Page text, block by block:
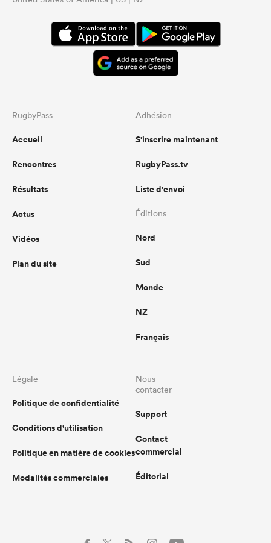
RugbyPass
Accueil
Rencontres
Résultats
Actus
Vidéos
Plan du site
Adhésion
S'inscrire maintenant
RugbyPass.tv
Liste d'envoi
Éditions
Nord
Sud
Monde
NZ
Français
Légale
Politique de confidentialité
Conditions d'utilisation
Politique en matière de cookies
Modalités commerciales
Nous
contacter
Support
Contact
commercial
Éditorial